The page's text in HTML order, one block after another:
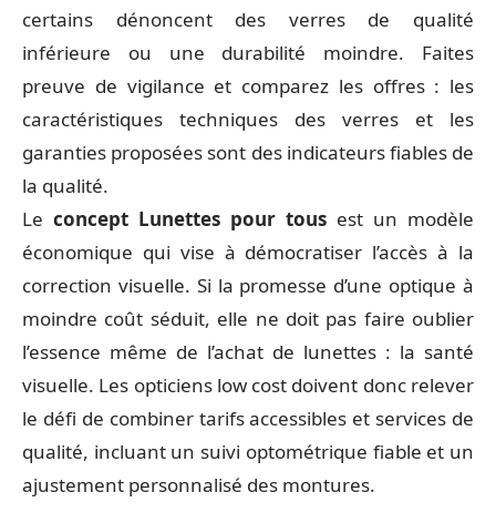
certains dénoncent des verres de qualité
inférieure ou une durabilité moindre. Faites
preuve de vigilance et comparez les offres : les
caractéristiques techniques des verres et les
garanties proposées sont des indicateurs fiables de
la qualité.
Le concept Lunettes pour tous est un modèle
économique qui vise à démocratiser l’accès à la
correction visuelle. Si la promesse d’une optique à
moindre coût séduit, elle ne doit pas faire oublier
l’essence même de l’achat de lunettes : la santé
visuelle. Les opticiens low cost doivent donc relever
le défi de combiner tarifs accessibles et services de
qualité, incluant un suivi optométrique fiable et un
ajustement personnalisé des montures.